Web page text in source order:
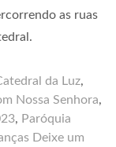
as ruas
da Luz,
Nossa Senhora,
, Paróquia
Deixe um